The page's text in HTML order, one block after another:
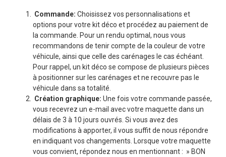
Commande: Choisissez vos personnalisations et
options pour votre kit déco et procédez au paiement de
la commande. Pour un rendu optimal, nous vous
recommandons de tenir compte de la couleur de votre
véhicule, ainsi que celle des carénages le cas échéant.
Pour rappel, un kit déco se compose de plusieurs pièces
à positionner sur les carénages et ne recouvre pas le
véhicule dans sa totalité.
Création graphique: Une fois votre commande passée,
vous recevrez un e-mail avec votre maquette dans un
délais de 3 à 10 jours ouvrés. Si vous avez des
modifications à apporter, il vous suffit de nous répondre
en indiquant vos changements. Lorsque votre maquette
vous convient, répondez nous en mentionnant : » BON